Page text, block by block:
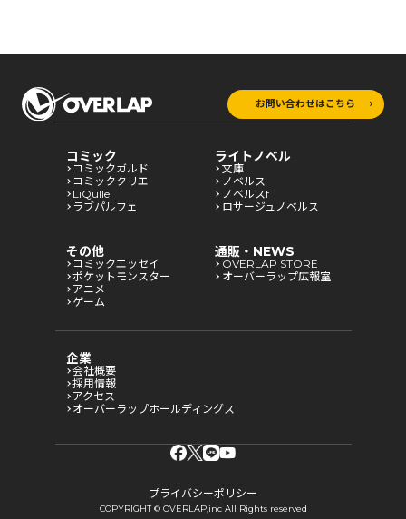
お問い合わせはこちら
コミック
コミックガルド
コミッククリエ
LiQulle
ラブパルフェ
ライトノベル
文庫
ノベルス
ノベルスf
ロサージュノベルス
その他
コミックエッセイ
ポケットモンスター
アニメ
ゲーム
通販・NEWS
OVERLAP STORE
オーバーラップ広報室
企業
会社概要
採用情報
アクセス
オーバーラップホールディングス
プライバシーポリシー
COPYRIGHT © OVERLAP,inc All Rights reserved